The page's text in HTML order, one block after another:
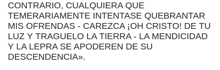
CONTRARIO, CUALQUIERA QUE
TEMERARIAMENTE INTENTASE QUEBRANTAR
MIS OFRENDAS - CAREZCA ¡OH CRISTO! DE TU
LUZ Y TRAGUELO LA TIERRA - LA MENDICIDAD
Y LA LEPRA SE APODEREN DE SU
DESCENDENCIA».